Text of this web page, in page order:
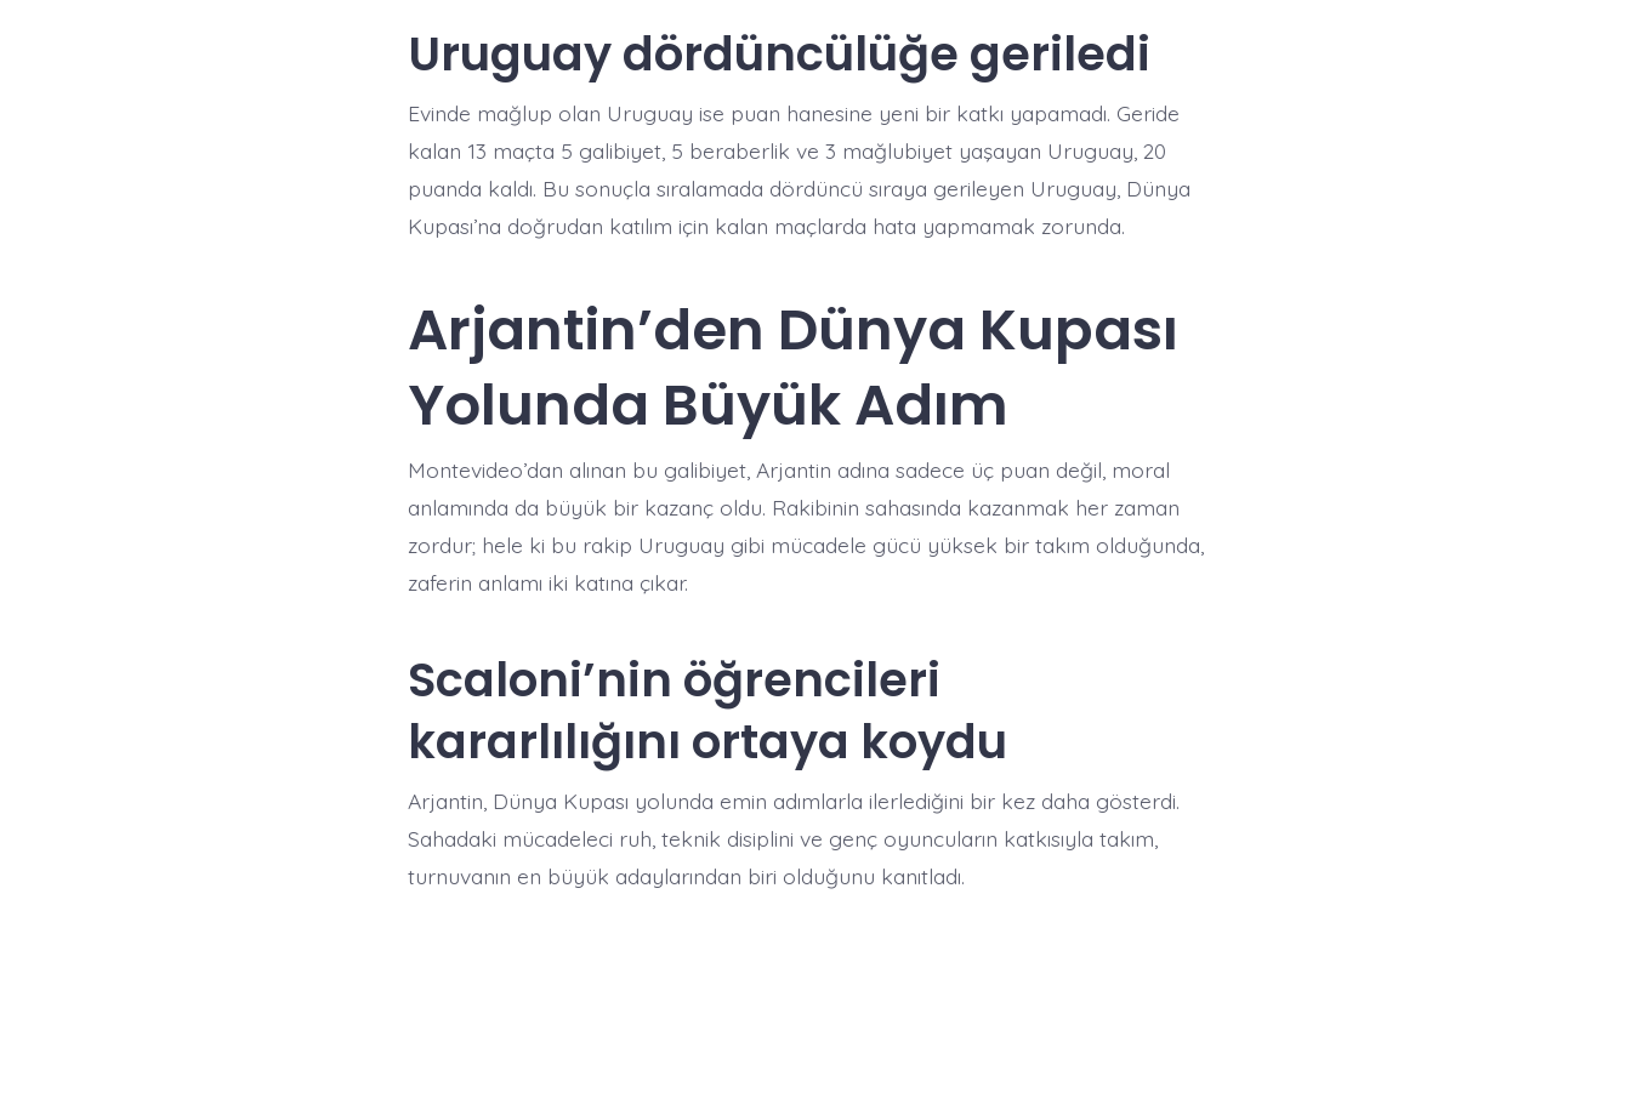
Uruguay dördüncülüğe geriledi
Evinde mağlup olan Uruguay ise puan hanesine yeni bir katkı yapamadı. Geride
kalan 13 maçta 5 galibiyet, 5 beraberlik ve 3 mağlubiyet yaşayan Uruguay, 20
puanda kaldı. Bu sonuçla sıralamada dördüncü sıraya gerileyen Uruguay, Dünya
Kupası’na doğrudan katılım için kalan maçlarda hata yapmamak zorunda.
Arjantin’den Dünya Kupası
Yolunda Büyük Adım
Montevideo’dan alınan bu galibiyet, Arjantin adına sadece üç puan değil, moral
anlamında da büyük bir kazanç oldu. Rakibinin sahasında kazanmak her zaman
zordur; hele ki bu rakip Uruguay gibi mücadele gücü yüksek bir takım olduğunda,
zaferin anlamı iki katına çıkar.
Scaloni’nin öğrencileri
kararlılığını ortaya koydu
Arjantin, Dünya Kupası yolunda emin adımlarla ilerlediğini bir kez daha gösterdi.
Sahadaki mücadeleci ruh, teknik disiplini ve genç oyuncuların katkısıyla takım,
turnuvanın en büyük adaylarından biri olduğunu kanıtladı.